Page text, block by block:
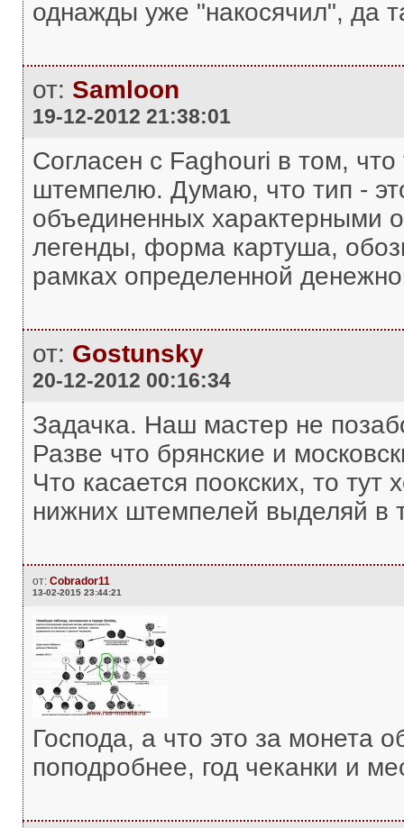
однажды уже "накосячил", да
от: Samloon
19-12-2012 21:38:01
Согласен с Faghouri в том,
штемпелю. Думаю, что тип -
объединенных характерными
легенды, форма картуша,
рамках определенной
от: Gostunsky
20-12-2012 00:16:34
Задачка. Наш мастер не
Разве что брянские и
Что касается поокских, то тут
нижних штемпелей выделяй в
от: Cobrador11
13-02-2015 23:44:21
Господа, а что это за монета
поподробнее, год чеканки и